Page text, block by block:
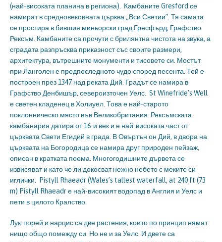
(най-високата планина в региона). Камбаните Gresford се
намират в средновековната църква „Вси Светии”. Тя самата
се простира в бившия миньорски град Гресфърд, Графство
Рексъм. Камбаните са прочути с брилянтна чистота на звука, а
сградата разпръсква приказност със своите размери,
архитектура, вътрешните монументи и тисовете си. Мостът
при Ланголен е предпоследното чудо според песента. Той е
построен през 1347 над реката Дий. Градът се намира в
Графство Денбишър, североизточен Уелс. St Winefride’s Well
е светен кладенец в Холиуел. Това е най-старото
поклонническо място във Великобритания. Рексъмската
камбанария датира от 16-и век и е най-високата част от
църквата Свети Егидий в града. В Овъртън он Дий, в двора на
църквата на Богородица се намира друг природен пейзаж,
описан в кратката поема. Многогодишните дървета се
извисяват и като че ли докосват нежно небето с меките си
иглички. Pistyll Rhaeadr (Wales’s tallest waterfall, at 240 ft (73
m) Pistyll Rhaeadr е най-високият водопад в Англия и Уелс и
пети в цялото Кралство.
Лук-порей и нарцис са две растения, които по принцип нямат
нищо общо помежду си. Но не и за Уелс. И двете са